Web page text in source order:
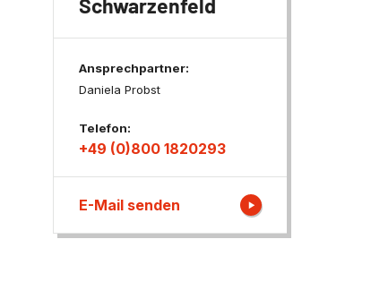
Schwarzenfeld
Ansprechpartner:
Daniela Probst
Telefon:
+49 (0)800 1820293
E-Mail senden